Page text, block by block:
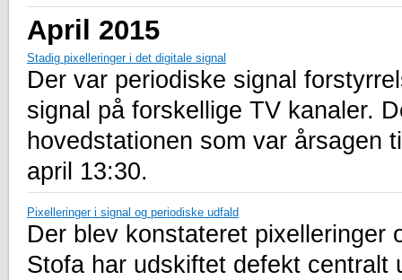
April 2015
Stadig pixelleringer i det digitale signal
Der var periodiske signal
signal på forskellige TV kanaler.
hovedstationen som var årsagen
april 13:30.
Pixelleringer i signal og periodiske udfald
Der blev konstateret pixelleringer
Stofa har udskiftet defekt centralt